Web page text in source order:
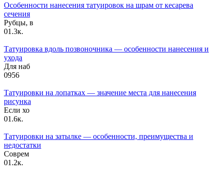
Особенности нанесения татуировок на шрам от кесарева
сечения
Рубцы, в
01.3к.
Татуировка вдоль позвоночника — особенности нанесения и
ухода
Для наб
0956
Татуировки на лопатках — значение места для нанесения
рисунка
Если хо
01.6к.
Татуировки на затылке — особенности, преимущества и
недостатки
Соврем
01.2к.